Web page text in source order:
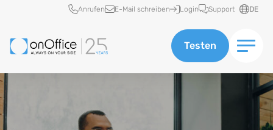
Schnellzugriff
Anrufen E-Mail schreiben Login Support DE
Testen